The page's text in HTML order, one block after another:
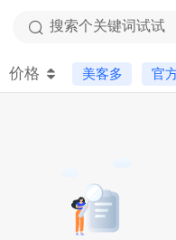
搜索个关键词试试
价格 美客多 官